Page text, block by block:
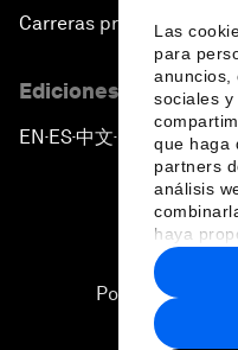
Las
para
anuncios,
sociales y
que haga
partners
análisis
haya
hecho de
Carreras profesionales
Ediciones en otros
EN ▪ES▪中文▪ 日本語
Política de